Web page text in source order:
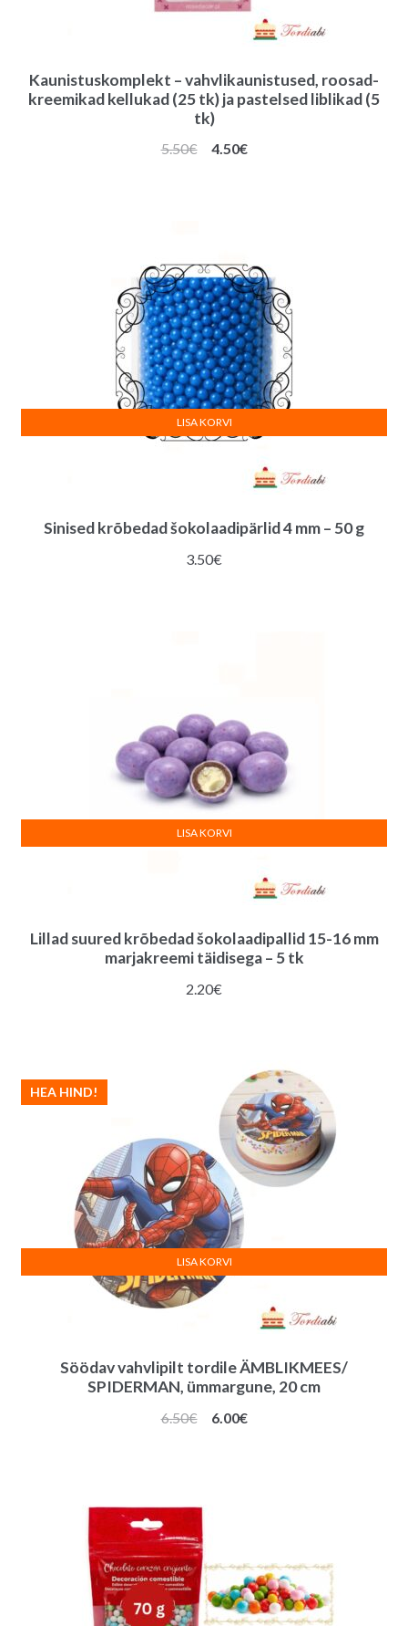
Kaunistuskomplekt – vahvlikaunistused, roosad-
kreemikad kellukad (25 tk) ja pastelsed liblikad (5
tk)
5.50€
Algne
4.50€Praegune
Sinised krõbedad šokolaadipärlid 4 mm – 50 g
3.50€
LISA KORVI
Lillad suured krõbedad šokolaadipallid 15-16 mm
marjakreemi täidisega – 5 tk
2.20€
LISA KORVI
Söödav vahvlipilt tordile ÄMBLIKMEES/
SPIDERMAN, ümmargune, 20 cm
HEA HIND!
6.50€
Algne
6.00€Praegune
LISA KORVI